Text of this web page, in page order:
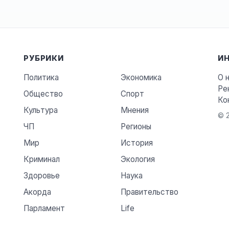
РУБРИКИ
Политика
Экономика
Общество
Спорт
Культура
Мнения
ЧП
Регионы
Мир
История
Криминал
Экология
Здоровье
Наука
Акорда
Правительство
Парламент
Life
О
©